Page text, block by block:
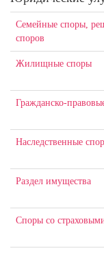
Семейные споры,
споров
Жилищные споры
Гражданско-
Наследственные
Раздел имущества
Споры со